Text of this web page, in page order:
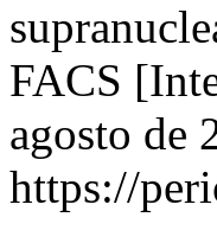
FACS
agosto de
https://